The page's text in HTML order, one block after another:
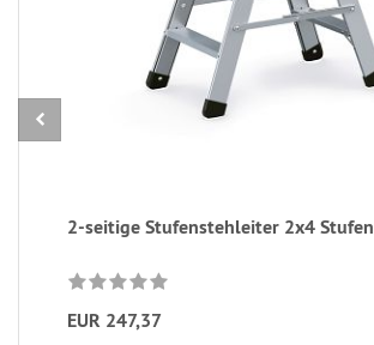
2-seitige Stufenstehleiter 2x4 Stufen
EUR 247,37